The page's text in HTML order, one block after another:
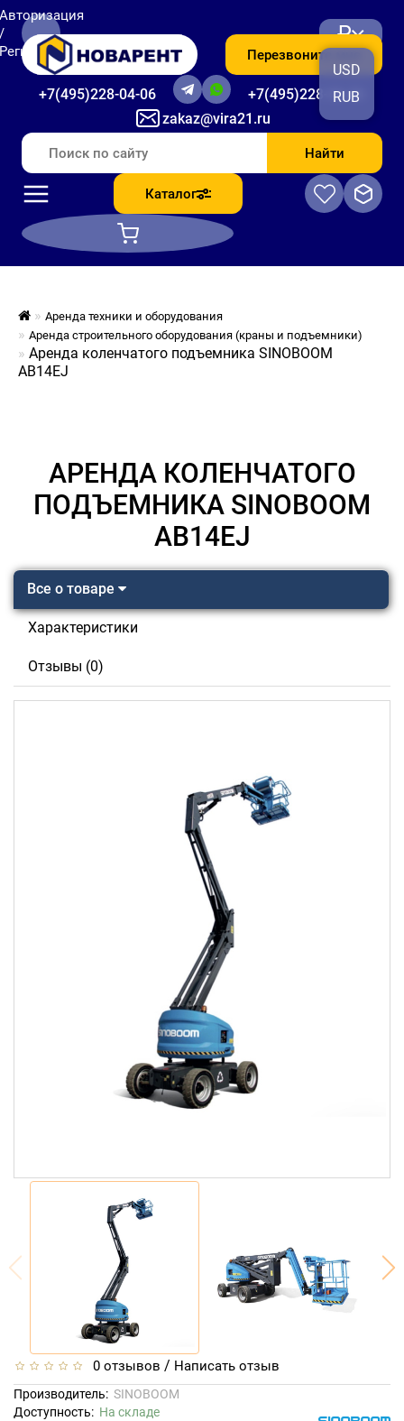
zakaz@vira21.ru
+7(495)228-04-06 +7(495)228-06-56
Перезвоните мне
₽
USD
RUB
Найти
Каталог
Аренда техники и оборудования
Аренда строительного оборудования (краны и подъемники)
Аренда коленчатого подъемника SINOBOOM
AB14EJ
АРЕНДА КОЛЕНЧАТОГО
ПОДЪЕМНИКА SINOBOOM
AB14EJ
Все о товаре
Характеристики
Отзывы (0)
0 отзывов / Написать отзыв
Производитель: SINOBOOM
Доступность: На складе